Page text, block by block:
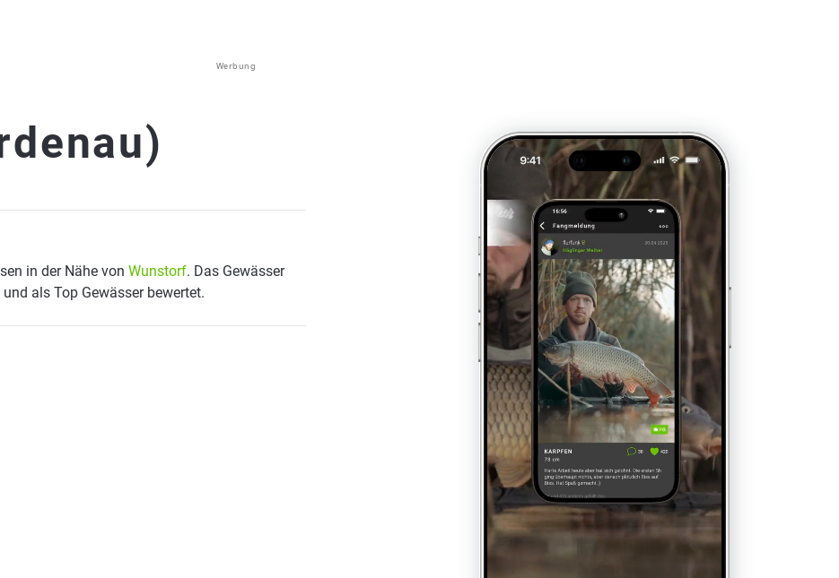
Werbung
in der Nähe von Wunstorf. Das Gewässer
als Top Gewässer bewertet.